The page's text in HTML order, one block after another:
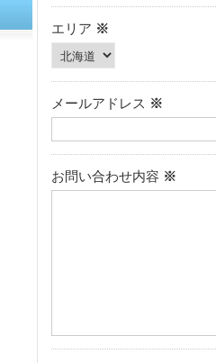
エリア ※
メールアドレス ※
お問い合わせ内容 ※